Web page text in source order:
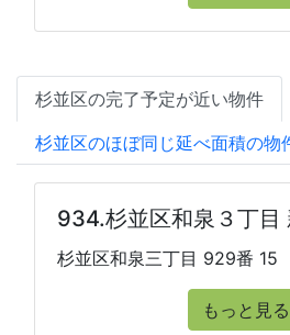
杉並区の完了予定が近い物件
杉並区のほぼ同じ延べ面積の物
934.杉並区和泉３丁目
杉並区和泉三丁目 929番 15
もっと見る